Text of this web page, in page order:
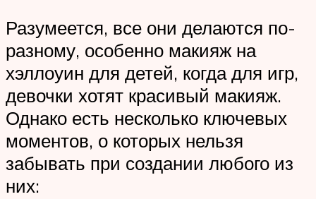
Разумеется, все они делаются по-
разному, особенно макияж на
хэллоуин для детей, когда для игр,
девочки хотят красивый макияж.
Однако есть несколько ключевых
моментов, о которых нельзя
забывать при создании любого из
них: